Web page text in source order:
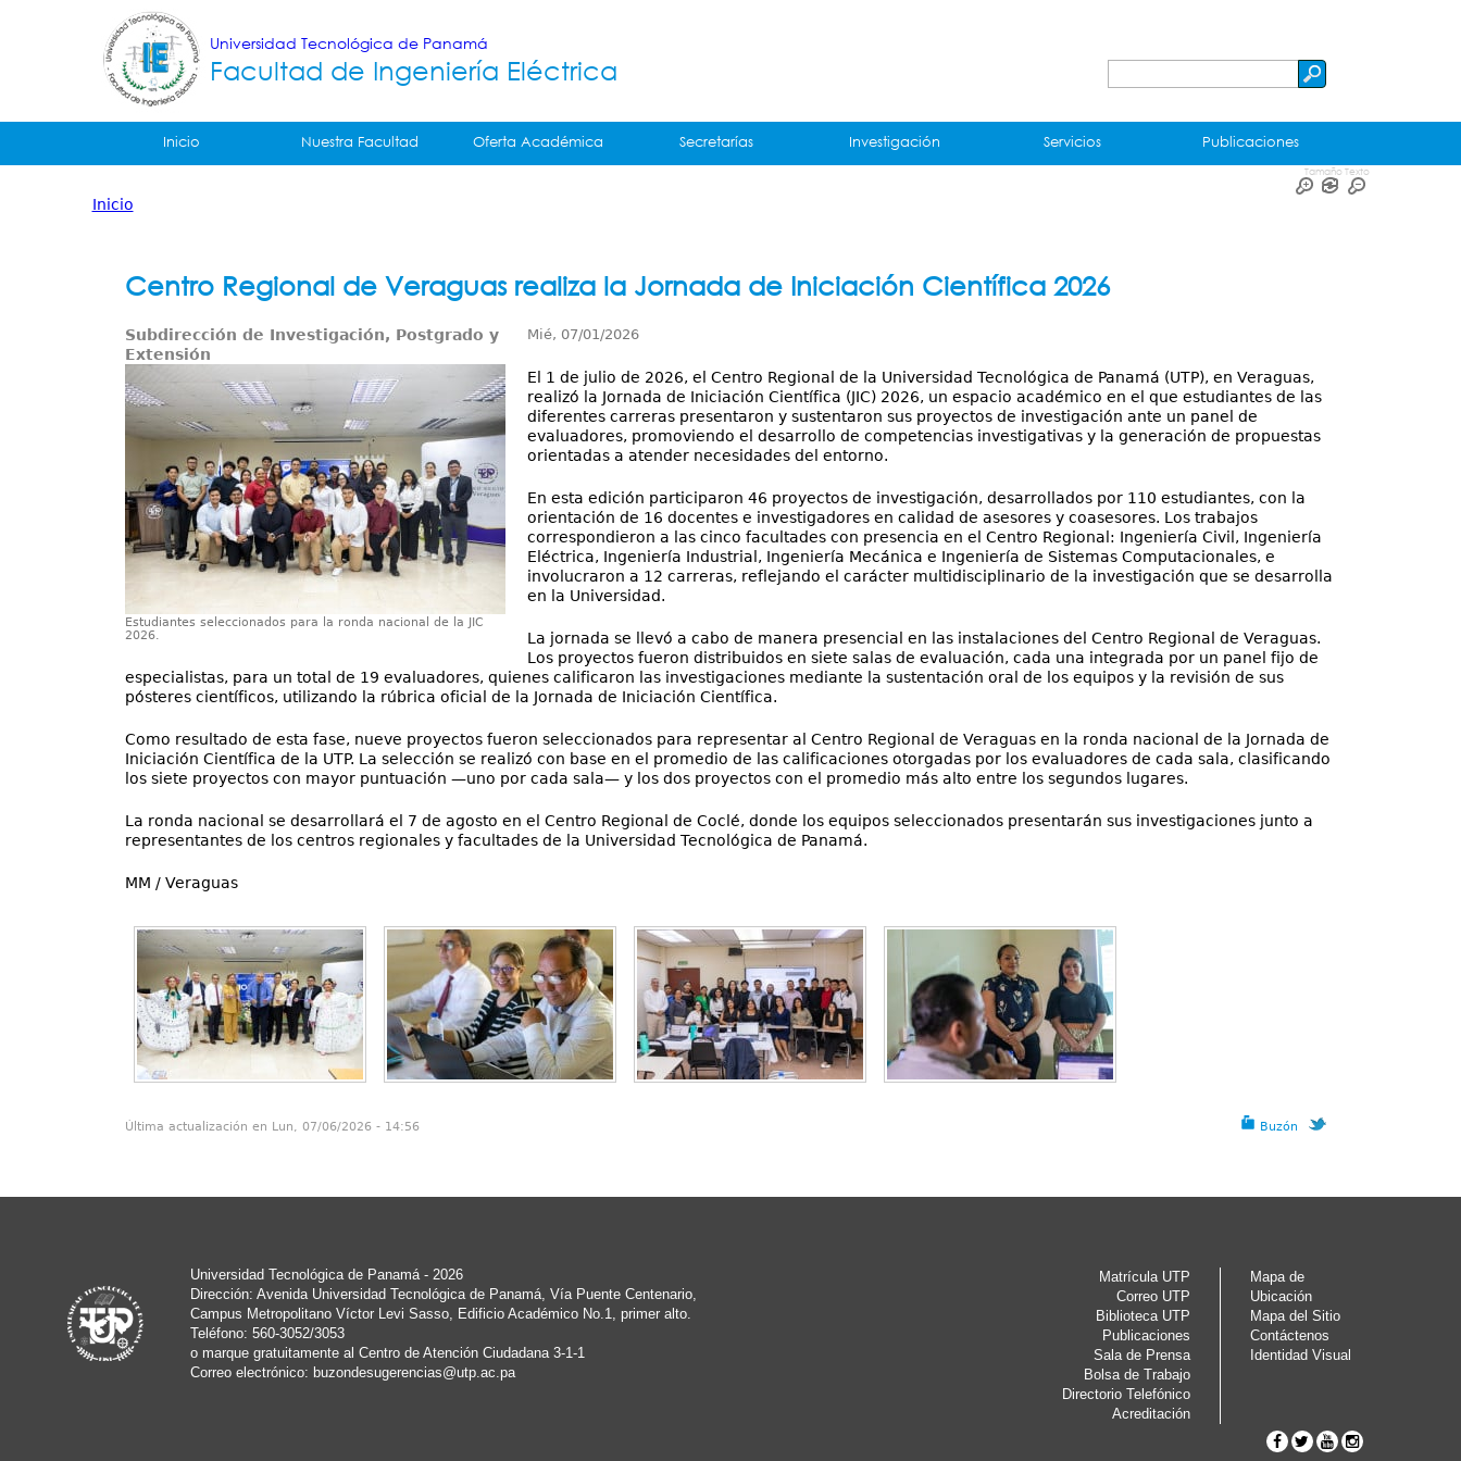
Universidad Tecnológica de Panamá
Facultad de Ingeniería Eléctrica
Tropical
Principal
Inicio Nuestra Facultad Oferta Académica Secretarías Investigación Servicios Publicaciones
Tamaño Texto
está
Inicio
Centro Regional de Veraguas realiza la Jornada de Iniciación Científica 2026
Subdirección de Investigación, Postgrado y
Extensión
Estudiantes seleccionados para la ronda nacional de la JIC
2026.
Mié, 07/01/2026
El 1 de julio de 2026, el Centro Regional de la Universidad Tecnológica de Panamá (UTP), en Veraguas,
realizó la Jornada de Iniciación Científica (JIC) 2026, un espacio académico en el que estudiantes de las
diferentes carreras presentaron y sustentaron sus proyectos de investigación ante un panel de
evaluadores, promoviendo el desarrollo de competencias investigativas y la generación de propuestas
orientadas a atender necesidades del entorno.
En esta edición participaron 46 proyectos de investigación, desarrollados por 110 estudiantes, con la
orientación de 16 docentes e investigadores en calidad de asesores y coasesores. Los trabajos
correspondieron a las cinco facultades con presencia en el Centro Regional: Ingeniería Civil, Ingeniería
Eléctrica, Ingeniería Industrial, Ingeniería Mecánica e Ingeniería de Sistemas Computacionales, e
involucraron a 12 carreras, reflejando el carácter multidisciplinario de la investigación que se desarrolla
en la Universidad.
La jornada se llevó a cabo de manera presencial en las instalaciones del Centro Regional de Veraguas.
Los proyectos fueron distribuidos en siete salas de evaluación, cada una integrada por un panel fijo de
especialistas, para un total de 19 evaluadores, quienes calificaron las investigaciones mediante la sustentación oral de los equipos y la revisión de sus
pósteres científicos, utilizando la rúbrica oficial de la Jornada de Iniciación Científica.
Como resultado de esta fase, nueve proyectos fueron seleccionados para representar al Centro Regional de Veraguas en la ronda nacional de la Jornada de
Iniciación Científica de la UTP. La selección se realizó con base en el promedio de las calificaciones otorgadas por los evaluadores de cada sala, clasificando
los siete proyectos con mayor puntuación —uno por cada sala— y los dos proyectos con el promedio más alto entre los segundos lugares.
La ronda nacional se desarrollará el 7 de agosto en el Centro Regional de Coclé, donde los equipos seleccionados presentarán sus investigaciones junto a
representantes de los centros regionales y facultades de la Universidad Tecnológica de Panamá.
MM / Veraguas
Buzón
Última actualización en Lun, 07/06/2026 - 14:56
Universidad Tecnológica de Panamá - 2026
Dirección: Avenida Universidad Tecnológica de Panamá, Vía Puente Centenario,
Campus Metropolitano Víctor Levi Sasso, Edificio Académico No.1, primer alto.
Teléfono: 560-3052/3053
o marque gratuitamente al Centro de Atención Ciudadana 3-1-1
Correo electrónico: buzondesugerencias@utp.ac.pa
Matrícula UTP
Correo UTP
Biblioteca UTP
Publicaciones
Sala de Prensa
Bolsa de Trabajo
Directorio Telefónico
Acreditación
Mapa de
Ubicación
Mapa del Sitio
Contáctenos
Identidad Visual